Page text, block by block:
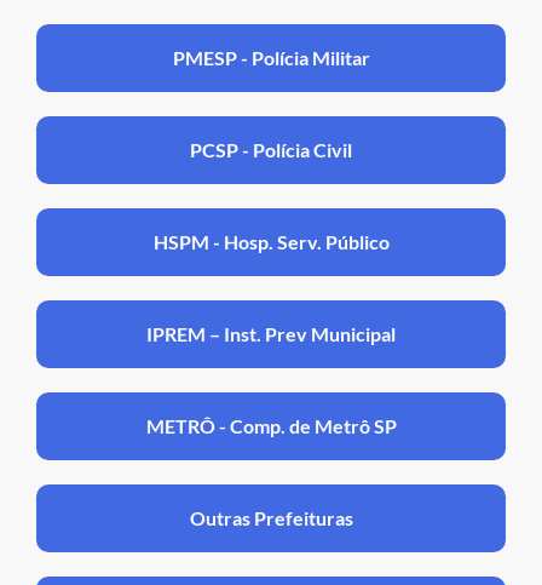
PMESP - Polícia Militar
PCSP - Polícia Civil
HSPM - Hosp. Serv. Público
IPREM – Inst. Prev Municipal
METRÔ - Comp. de Metrô SP
Outras Prefeituras